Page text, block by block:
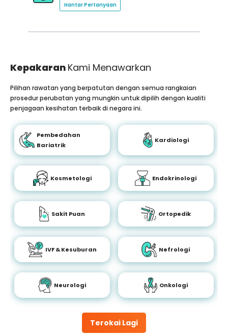
Hantar Pertanyaan
Kepakaran Kami Menawarkan
Terokai Lagi
Pilihan rawatan yang berpatutan dengan semua rangkaian
prosedur perubatan yang mungkin untuk dipilih dengan kualiti
penjagaan kesihatan terbaik di negara ini.
Pembedahan
Bariatrik
Kardiologi
Kosmetologi Endokrinologi
Sakit Puan Ortopedik
IVF & Kesuburan Nefrologi
Neurologi Onkologi